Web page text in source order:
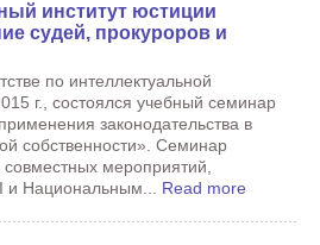
институт юстиции
судей, прокуроров и
по интеллектуальной
г., состоялся учебный семинар
законодательства в
собственности». Семинар
мероприятий,
и Национальным... Read more